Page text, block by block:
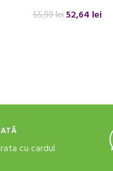
55,99lei52,64 lei
cu cardul